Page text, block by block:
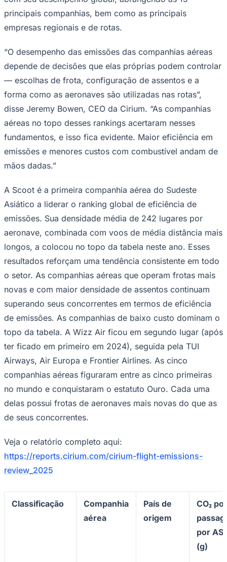
Panorama Econômico
Panorama Econômico
Para Sua Empresa
Anuncie no Portal
Verificar Empresa
Anunciar VagasNovo
Publicidade Legal
NBA
NFL
Fórmula 1
UFC
Tênis (ATP)
MLB
NHL
NBB
Competições de Futebol
Brasileirão Série A
Brasileirão Série B
Paulistão
Libertadores
Sul-Americana
Copa América
Champions League
Premier League
La Liga
Bundesliga
Mundial 2026
Times - Ir direto
principais companhias, bem como as principais
empresas regionais e de rotas.
“O desempenho das emissões das companhias aéreas
depende de decisões que elas próprias podem controlar
— escolhas de frota, configuração de assentos e a
forma como as aeronaves são utilizadas nas rotas”,
disse Jeremy Bowen, CEO da Cirium. “As companhias
aéreas no topo desses rankings acertaram nesses
fundamentos, e isso fica evidente. Maior eficiência em
emissões e menores custos com combustível andam de
mãos dadas.”
A Scoot é a primeira companhia aérea do Sudeste
Asiático a liderar o ranking global de eficiência de
emissões. Sua densidade média de 242 lugares por
aeronave, combinada com voos de média distância mais
longos, a colocou no topo da tabela neste ano. Esses
resultados reforçam uma tendência consistente em todo
o setor. As companhias aéreas que operam frotas mais
novas e com maior densidade de assentos continuam
superando seus concorrentes em termos de eficiência
de emissões. As companhias de baixo custo dominam o
topo da tabela. A Wizz Air ficou em segundo lugar (após
ter ficado em primeiro em 2024), seguida pela TUI
Airways, Air Europa e Frontier Airlines. As cinco
companhias aéreas figuraram entre as cinco primeiras
no mundo e conquistaram o estatuto Ouro. Cada uma
delas possui frotas de aeronaves mais novas do que as
de seus concorrentes.
Veja o relatório completo aqui:
https://reports.cirium.com/cirium-flight-emissions-
review_2025
Classificação
Companhia
aérea
País de
origem
CO₂ por
por
(g)